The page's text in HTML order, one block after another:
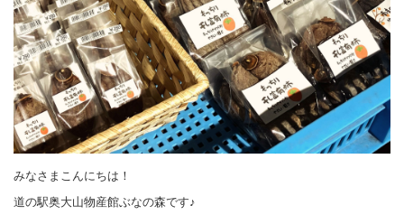
みなさまこんにちは！
道の駅奥大山物産館ぶなの森です♪